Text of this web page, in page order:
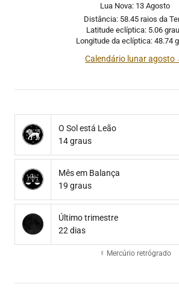
Lua Nova: 13 Agosto
Distância: 58.45 raios da
Latitude eclíptica: 5.06
Longitude da eclíptica: 48.74
Calendário lunar agosto
O Sol está Leão
14 graus
Mês em Balança
19 graus
Último trimestre
22 dias
☿ Mercúrio retrógrado